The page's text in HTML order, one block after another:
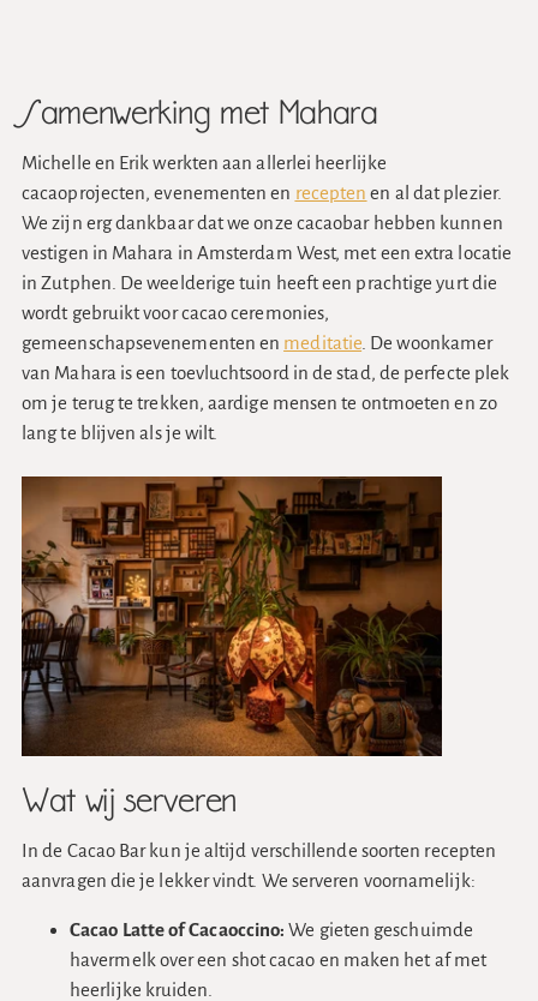
Samenwerking met Mahara
Michelle en Erik werkten aan allerlei heerlijke
cacaoprojecten, evenementen en recepten en al dat plezier.
We zijn erg dankbaar dat we onze cacaobar hebben kunnen
vestigen in Mahara in Amsterdam West, met een extra locatie
in Zutphen. De weelderige tuin heeft een prachtige yurt die
wordt gebruikt voor cacao ceremonies,
gemeenschapsevenementen en meditatie . De woonkamer
van Mahara is een toevluchtsoord in de stad, de perfecte plek
om je terug te trekken, aardige mensen te ontmoeten en zo
lang te blijven als je wilt.
Wat wij serveren
In de Cacao Bar kun je altijd verschillende soorten recepten
aanvragen die je lekker vindt. We serveren voornamelijk:
Cacao Latte of Cacaoccino: We gieten geschuimde
havermelk over een shot cacao en maken het af met
heerlijke kruiden.